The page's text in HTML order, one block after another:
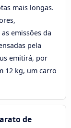
mais longas.
emissões da
pela
emitirá, por
12 kg, um carro
de